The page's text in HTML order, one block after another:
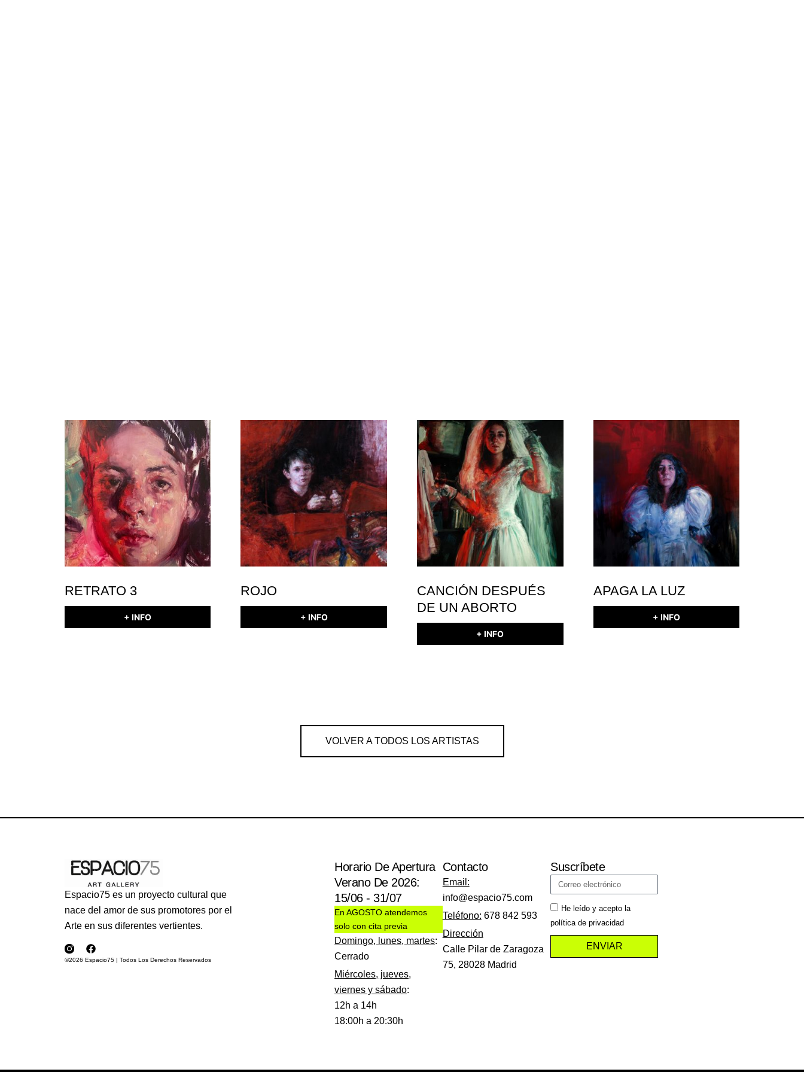
RETRATO 3
+ INFO
ROJO
+ INFO
CANCIÓN DESPUÉS
DE UN ABORTO
+ INFO
APAGA LA LUZ
+ INFO
VOLVER A TODOS LOS ARTISTAS
Espacio75 es un proyecto cultural que
nace del amor de sus promotores por el
Arte en sus diferentes vertientes.
©2026 Espacio75 | Todos Los Derechos Reservados
Horario De Apertura
Verano De 2026:
15/06 - 31/07
En AGOSTO atendemos
solo con cita previa
Domingo, lunes, martes:
Cerrado
Miércoles, jueves,
viernes y sábado:
12h a 14h
18:00h a 20:30h
Contacto
Email:
info@espacio75.com
Teléfono: 678 842 593
Dirección
Calle Pilar de Zaragoza
75, 28028 Madrid
Suscríbete
He leído y acepto la
política de privacidad
ENVIAR